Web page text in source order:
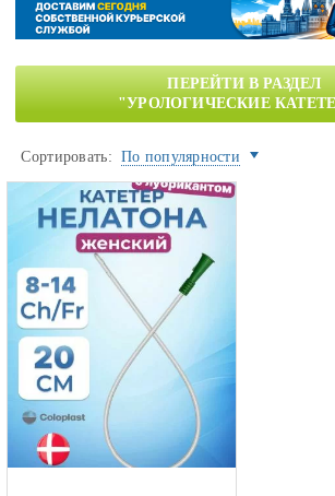
ПЕРЕЙТИ В РАЗДЕЛ
"УРОЛОГИЧЕСКИЕ
Сортировать: По популярности